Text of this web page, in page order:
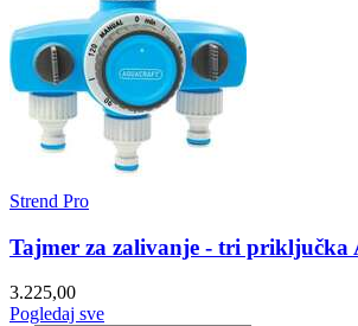
Strend Pro
Tajmer za zalivanje - tri priključka
3.225,00
Pogledaj sve